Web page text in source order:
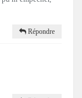
Répondre